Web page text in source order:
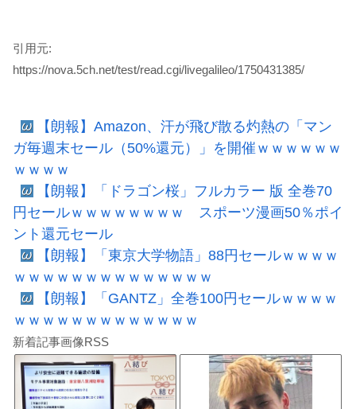
引用元:
https://nova.5ch.net/test/read.cgi/livegalileo/1750431385/
【朗報】Amazon、汗が飛び散る灼熱の「マン
ガ毎週末セール（50%還元）」を開催ｗｗｗｗｗｗ
ｗｗｗｗ
【朗報】「ドラゴン桜」フルカラー 版 全巻70
円セールｗｗｗｗｗｗｗｗ スポーツ漫画50％ポイ
ント還元セール
【朗報】「東京大学物語」88円セールｗｗｗｗ
ｗｗｗｗｗｗｗｗｗｗｗｗｗｗ
【朗報】「GANTZ」全巻100円セールｗｗｗｗ
ｗｗｗｗｗｗｗｗｗｗｗｗｗ
新着記事画像RSS